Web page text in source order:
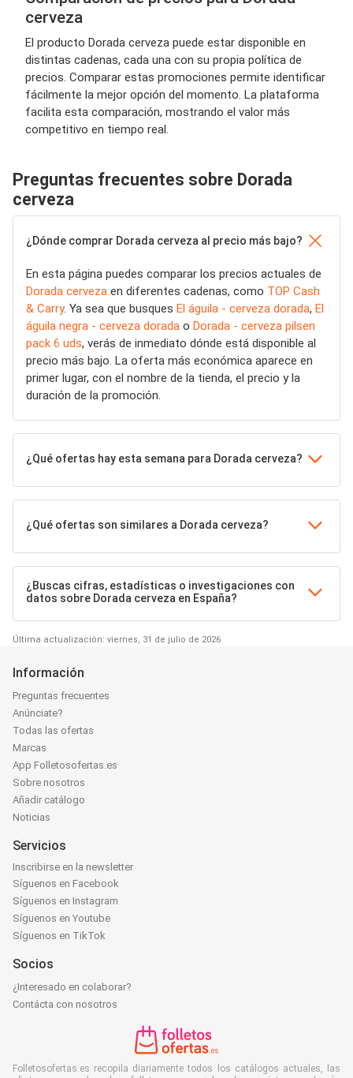
cerveza
El producto Dorada cerveza puede estar disponible en
distintas cadenas, cada una con su propia política de
precios. Comparar estas promociones permite identificar
fácilmente la mejor opción del momento. La plataforma
facilita esta comparación, mostrando el valor más
competitivo en tiempo real.
Preguntas frecuentes sobre Dorada
cerveza
¿Dónde comprar Dorada cerveza al precio más bajo?
En esta página puedes comparar los precios actuales de
Dorada cerveza en diferentes cadenas, como TOP Cash
& Carry. Ya sea que busques El águila - cerveza dorada, El
águila negra - cerveza dorada o Dorada - cerveza pilsen
pack 6 uds, verás de inmediato dónde está disponible al
precio más bajo. La oferta más económica aparece en
primer lugar, con el nombre de la tienda, el precio y la
duración de la promoción.
¿Qué ofertas hay esta semana para Dorada cerveza?
¿Qué ofertas son similares a Dorada cerveza?
¿Buscas cifras, estadísticas o investigaciones con
datos sobre Dorada cerveza en España?
Última actualización: viernes, 31 de julio de 2026
Información
Preguntas frecuentes
Anúnciate?
Todas las ofertas
Marcas
App Folletosofertas.es
Sobre nosotros
Añadir catálogo
Noticias
Servicios
Inscribirse en la newsletter
Síguenos en Facebook
Síguenos en Instagram
Síguenos en Youtube
Síguenos en TikTok
Socios
¿Interesado en colaborar?
Contácta con nosotros
Folletosofertas.es recopila diariamente todos los catálogos actuales, las